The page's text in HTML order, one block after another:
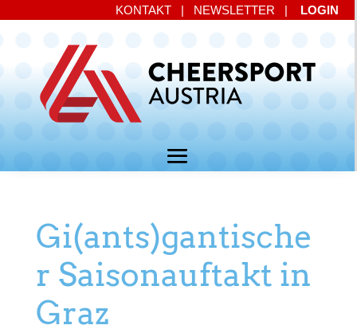
KONTAKT | NEWSLETTER | LOGIN
Gi(ants)gantische
r Saisonauftakt in
Graz